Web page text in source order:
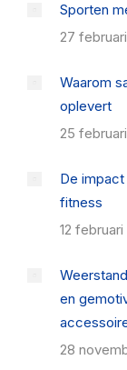
Sporten
27
Waarom
oplevert
25
De
fitness
12 februari
en
28